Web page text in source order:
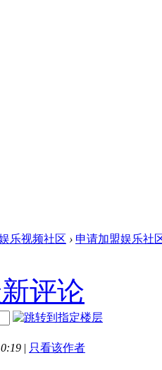
乐视频社区 › 申请加盟娱乐社
评论
| 只看该作者